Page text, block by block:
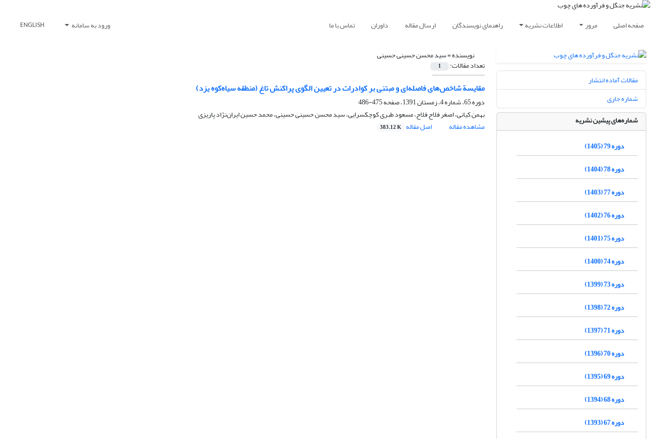
صفحه اصلی مرور اطلاعات نشریه راهنمای نویسندگان ارسال مقاله داوران تماس با ما ورود به سامانه ENGLISH
نویسنده =سید محسن حسینی حسینی
تعداد مقالات: 1
مقایسة شاخص‌های فاصله‌ای و مبتنی بر کوادرات در تعیین الگوی پراکنش تاغ (منطقه سیاه‌کوه یزد)
دوره 65، شماره 4، زمستان 1391، صفحه
475-486
بهمن کیانی، اصغر فلاح فلاح، مسعود طبری کوچکسرایی، سید محسن حسینی حسینی، محمد حسین ایران‌‌نژاد پاریزی
مشاهده مقاله
اصل مقاله 383.12 K
مقالات آماده انتشار
شماره جاری
شماره‌های پیشین نشریه
دوره 79 (1405)
دوره 78 (1404)
دوره 77 (1403)
دوره 76 (1402)
دوره 75 (1401)
دوره 74 (1400)
دوره 73 (1399)
دوره 72 (1398)
دوره 71 (1397)
دوره 70 (1396)
دوره 69 (1395)
دوره 68 (1394)
دوره 67 (1393)